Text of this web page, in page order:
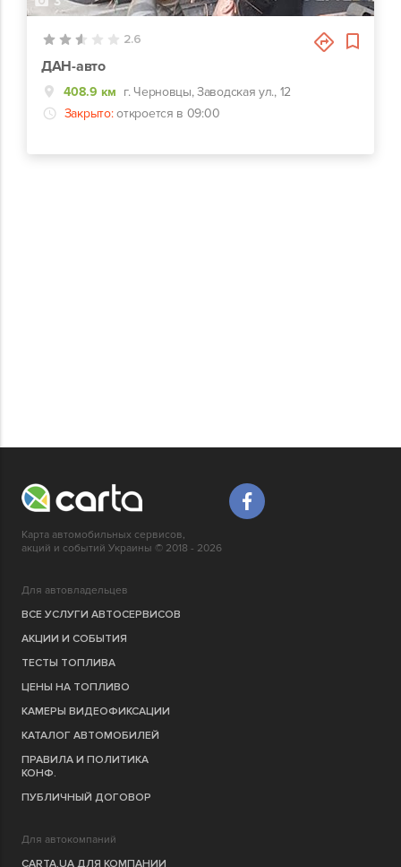
2.6
ДАН-авто
408.9 км г. Черновцы, Заводская ул., 12
Закрыто: откроется в 09:00
Карта автомобильных сервисов,
акций и событий Украины © 2018 - 2026
Для автовладельцев
ВСЕ УСЛУГИ АВТОСЕРВИСОВ
АКЦИИ И СОБЫТИЯ
ТЕСТЫ ТОПЛИВА
ЦЕНЫ НА ТОПЛИВО
КАМЕРЫ ВИДЕОФИКСАЦИИ
КАТАЛОГ АВТОМОБИЛЕЙ
ПРАВИЛА И ПОЛИТИКА
КОНФ.
ПУБЛИЧНЫЙ ДОГОВОР
Для автокомпаний
CARTA.UA ДЛЯ КОМПАНИИ